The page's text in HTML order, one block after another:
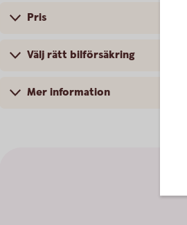
Pris
Välj rätt bilförsäkring
Mer information